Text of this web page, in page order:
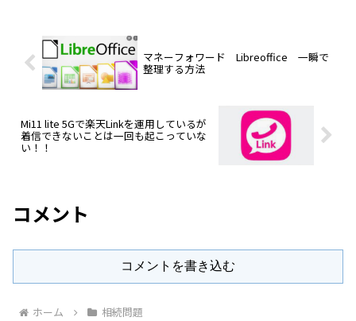
マネーフォワード Libreoffice 一瞬で
整理する方法
Mi11 lite 5Gで楽天Linkを運用しているが
着信できないことは一回も起こっていな
い！！
コメント
コメントを書き込む
ホーム 相続問題